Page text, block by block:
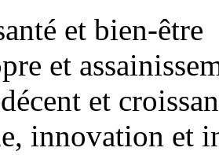
et bien-être
et
et
innovation et